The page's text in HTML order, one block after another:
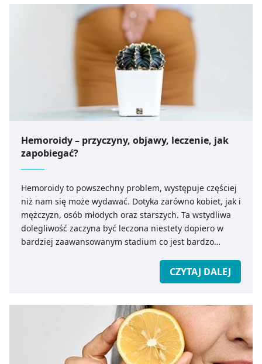
Hemoroidy – przyczyny, objawy, leczenie, jak
zapobiegać?
Hemoroidy to powszechny problem, występuje częściej
niż nam się może wydawać. Dotyka zarówno kobiet, jak i
mężczyzn, osób młodych oraz starszych. Ta wstydliwa
dolegliwość zaczyna być leczona niestety dopiero w
bardziej zaawansowanym stadium co jest bardzo
to, aby zapobiegać chorobie niż ją potem leczyć. Jakie
są przyczyny i objawy hemoroidów? Jak je leczyć?
CZYTAJ DALEJ